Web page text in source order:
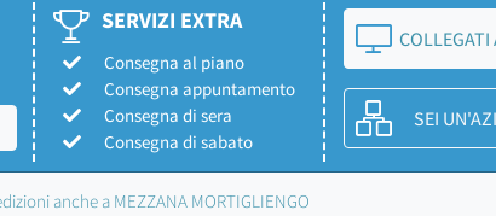
SERVIZI EXTRA
Consegna al piano
Consegna appuntamento
Consegna di sera
Consegna di sabato
COLLEGATI
SEI
anche a MEZZANA MORTIGLIENGO